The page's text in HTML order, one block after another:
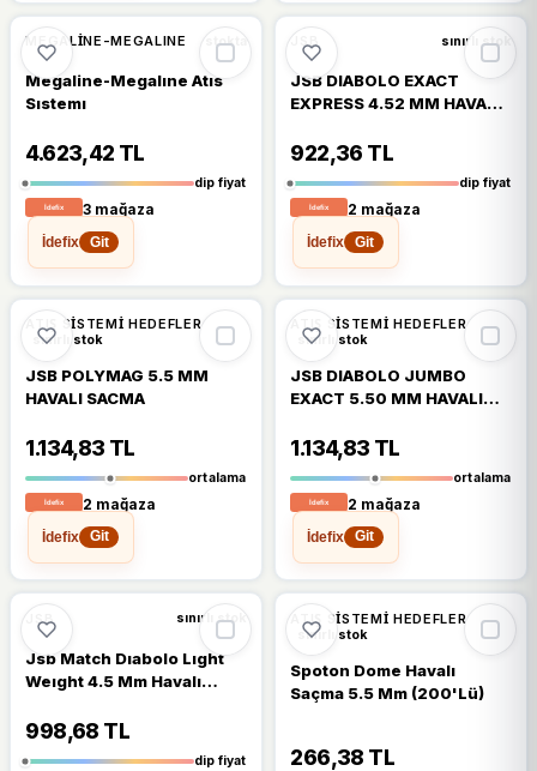
%11
MEGALINE-MEGALINE stokta
Megaline-Megalıne Atıs
Sıstemı
4.623,42 TL
dip fiyat
3 mağaza
İdefix
Git
%6
JSB sınırlı stok
JSB DIABOLO EXACT
EXPRESS 4.52 MM HAVALI
922,36 TL
dip fiyat
2 mağaza
İdefix
Git
ATIŞ SISTEMI HEDEFLER
sınırlı stok
JSB POLYMAG 5.5 MM
HAVALI SACMA
1.134,83 TL
ortalama
2 mağaza
İdefix
Git
ATIŞ SISTEMI HEDEFLER
sınırlı stok
JSB DIABOLO JUMBO
EXACT 5.50 MM HAVALI
1.134,83 TL
ortalama
2 mağaza
İdefix
Git
%6
JSB sınırlı stok
Jsb Match Dıabolo Lıght
Weıght 4.5 Mm Havalı
998,68 TL
dip fiyat
%15
ATIŞ SISTEMI HEDEFLER
sınırlı stok
Spoton Dome Havalı
Saçma 5.5 Mm (200'Lü)
266,38 TL